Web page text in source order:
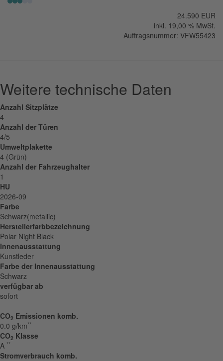
24.590 EUR
inkl. 19,00 % MwSt.
Auftragsnummer: VFW55423
Weitere technische Daten
Anzahl Sitzplätze
4
Anzahl der Türen
4/5
Umweltplakette
4 (Grün)
Anzahl der Fahrzeughalter
1
HU
2026-09
Farbe
Schwarz(metallic)
Herstellerfarbbezeichnung
Polar Night Black
Innenausstattung
Kunstleder
Farbe der Innenausstattung
Schwarz
verfügbar ab
sofort
CO2 Emissionen komb.
0.0 g/km**
CO2 Klasse
A **
Stromverbrauch komb.